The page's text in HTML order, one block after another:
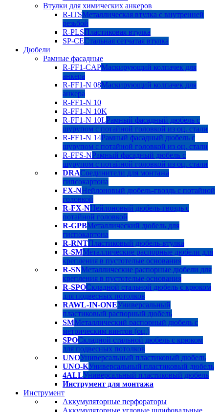
Втулки для химических анкеров
R-ITSМеталлическая втулка с внутренней
резьбой
R-PLSПластиковая втулка
SP-CEСтальная сетчатая втулка
Дюбели
Рамные фасадные
R-FF1-CAPМаскирующий колпачек для
анкера
R-FF1-N 08Маскирующий колпачек для
анкера
R-FF1-N 10
R-FF1-N 10K
R-FF1-N 10LРамный фасадный дюбель с
шурупом с потайной головкой из оц. стали
R-FF1-N 14Рамный фасадный дюбель с
шурупом с потайной головкой из оц. стали
R-FFS-NРамный фасадный дюбель с
шурупом с потайной головкой из оц. стали
DRAСоединители для монтажа
гипсокартона
FX-NНейлоновый дюбель-гвоздь с потайной
головкой
R-FX-NНейлоновый дюбель-гвоздь с
потайной головкой
R-GPBМеталлический дюбель для
гиспокартона
R-RNTПластиковый дюбель-втулка
R-SMМеталлические распорные дюбели для
крепления в пустотелые основания
R-SNМеталлические распорные дюбели для
крепления в пустотелые основания
R-SPOСкладной стальной дюбель с крюком
для подвесных потолков
RAWL-IN-ONEУниверсальный
пластиковый распорный дюбель
SMМеталлический распорный дюбель с
метрическим винтов (оц.)
SPOСкладной стальной дюбель с крюком
для подвесных потолков
UNOУниверсальный пластиковый дюбель
UNO-KУниверсальный пластиковый дюбель
4ALLУниверсальный пластиковый дюбель
Инструмент для монтажа
Инструмент
Аккумуляторные перфораторы
Аккумуляторные угловые шлифовальные